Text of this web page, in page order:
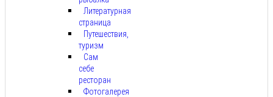
Литературная
страница
Путешествия,
туризм
Сам
себе
ресторан
Фотогалерея